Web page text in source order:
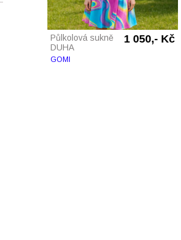
Půlkolová sukně
DUHA
1 050,- Kč
GOMI